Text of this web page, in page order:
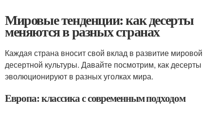
Мировые тенденции: как десерты
меняются в разных странах
Каждая страна вносит свой вклад в развитие мировой
десертной культуры. Давайте посмотрим, как десерты
эволюционируют в разных уголках мира.
Европа: классика с современным подходом